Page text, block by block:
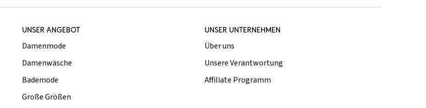
UNSER ANGEBOT
Damenmode
Damenwäsche
Bademode
Große Größen
UNSER UNTERNEHMEN
Über uns
Unsere Verantwortung
Affiliate Programm